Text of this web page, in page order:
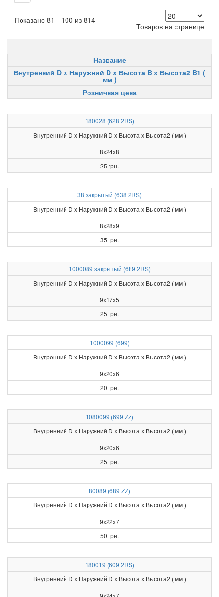
Показано 81 - 100 из 814
Товаров на странице
Название
Внутренний D x Наружний D x Высота B х Высота2 B1 (
мм )
Розничная цена
180028 (628 2RS)
Внутренний D x Наружний D x Высота х Высота2 ( мм )
8x24x8
25 грн.
38 закрытый (638 2RS)
Внутренний D x Наружний D x Высота х Высота2 ( мм )
8x28x9
35 грн.
1000089 закрытый (689 2RS)
Внутренний D x Наружний D x Высота х Высота2 ( мм )
9x17x5
25 грн.
1000099 (699)
Внутренний D x Наружний D x Высота х Высота2 ( мм )
9x20x6
20 грн.
1080099 (699 ZZ)
Внутренний D x Наружний D x Высота х Высота2 ( мм )
9x20x6
25 грн.
80089 (689 ZZ)
Внутренний D x Наружний D x Высота х Высота2 ( мм )
9x22x7
50 грн.
180019 (609 2RS)
Внутренний D x Наружний D x Высота х Высота2 ( мм )
9x24x7